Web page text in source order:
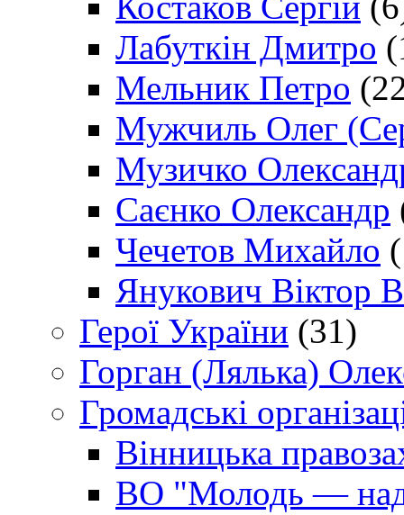
Лабуткін Дмитро
Мельник Петро
Мужчиль Олег
Музичко
Саєнко Олександр
Чечетов Михайло
Янукович Віктор
Герої України (31)
Горган (Лялька)
Громадські
Вінницька
ВО "Молодь —